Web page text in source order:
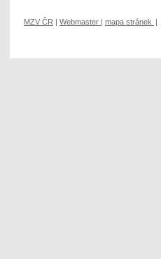
MZV ČR | Webmaster | mapa stránek |